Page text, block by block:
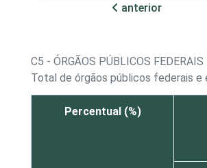
anterior
C5 - ÓRGÃOS PÚBLICOS
Total de órgãos públicos federais
Percentual (%)